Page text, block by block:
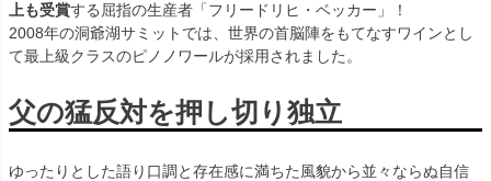
上も受賞する屈指の生産者「フリードリヒ・ベッカー」！
2008年の洞爺湖サミットでは、世界の首脳陣をもてなすワインとし
て最上級クラスのピノノワールが採用されました。
父の猛反対を押し切り独立
ゆったりとした語り口調と存在感に満ちた風貌から並々ならぬ自信